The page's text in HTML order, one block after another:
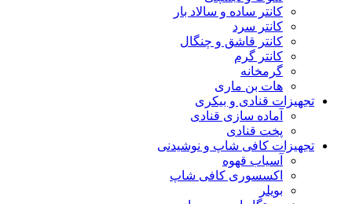
کانتر ساده و سالاد بار
کانتر سرد
کانتر قاشق و چنگال
کانتر گرم
گرمخانه
هات بن ماری
تجهیزات قنادی و بیکری
آماده سازی قنادی
پخت قنادی
تجهیزات کافی شاپ و نوشیدنی
آسیاب قهوه
اکسسوری کافی شاپ
بویلر